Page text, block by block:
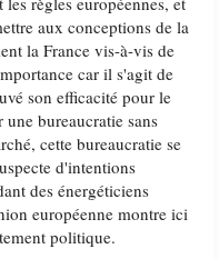
aux conceptions de la
la France vis-à-vis de
car il s'agit de
son efficacité pour le
bureaucratie sans
cette bureaucratie se
d'intentions
des énergéticiens
européenne montre ici
politique.